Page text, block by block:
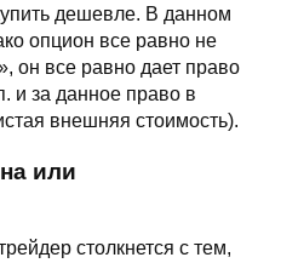
дешевле. В данном
опцион все равно не
он все равно дает право
и за данное право в
внешняя стоимость).
или
столкнется с тем,